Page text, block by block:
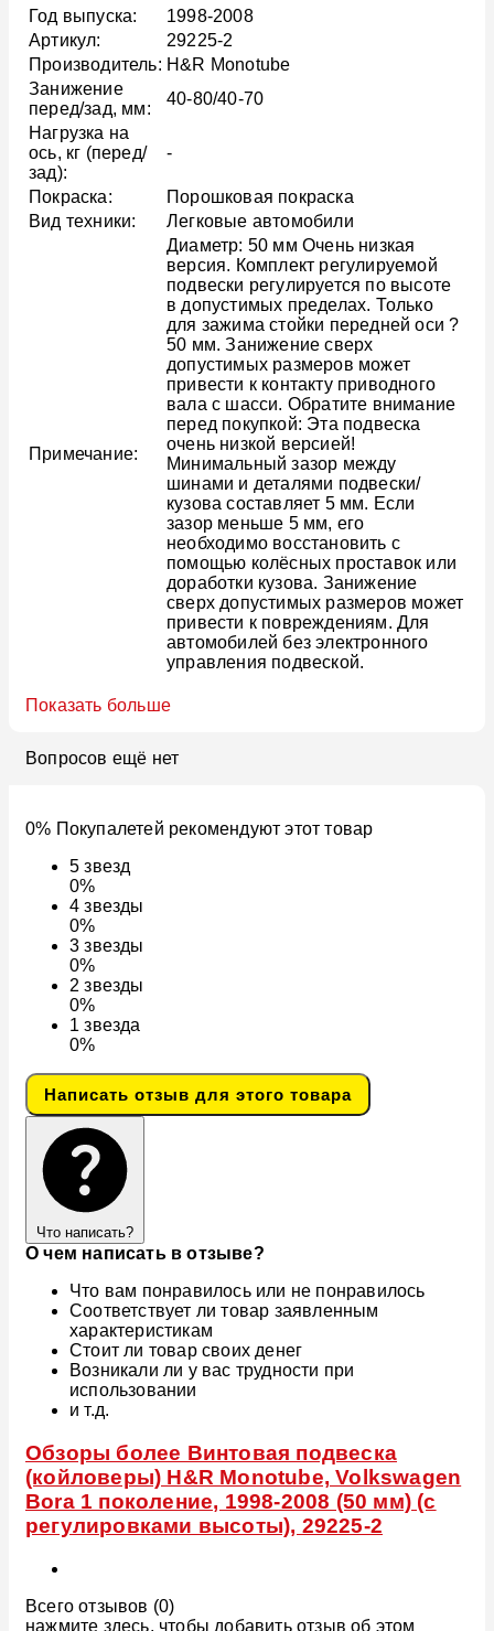
Год выпуска:
1998-2008
Артикул:
29225-2
Производитель: H&R Monotube
Занижение
перед/зад, мм:
40-80/40-70
Нагрузка на
ось, кг (перед/
зад):
-
Покраска:
Порошковая покраска
Вид техники:
Легковые автомобили
Примечание:
Диаметр: 50 мм Очень низкая
версия. Комплект регулируемой
подвески регулируется по высоте
в допустимых пределах. Только
для зажима стойки передней оси ?
50 мм. Занижение сверх
допустимых размеров может
привести к контакту приводного
вала с шасси. Обратите внимание
перед покупкой: Эта подвеска
очень низкой версией!
Минимальный зазор между
шинами и деталями подвески/
кузова составляет 5 мм. Если
зазор меньше 5 мм, его
необходимо восстановить с
помощью колёсных проставок или
доработки кузова. Занижение
сверх допустимых размеров может
привести к повреждениям. Для
автомобилей без электронного
управления подвеской.
Показать больше
Вопросов ещё нет
0% Покупалетей рекомендуют этот товар
5звезд
0%
4звезды
0%
3звезды
0%
2звезды
0%
1звезда
0%
Написать отзыв для этого товара
Что написать?
О чем написать в отзыве?
Что вам понравилось или не понравилось
Соответствует ли товар заявленным
характеристикам
Стоит ли товар своих денег
Возникали ли у вас трудности при
использовании
и т.д.
Обзоры более Винтовая подвеска
(койловеры) H&R Monotube, Volkswagen
Bora 1 поколение, 1998-2008 (50 мм) (с
регулировками высоты), 29225-2
Всего отзывов (0)
нажмите здесь, чтобы добавить отзыв об этом